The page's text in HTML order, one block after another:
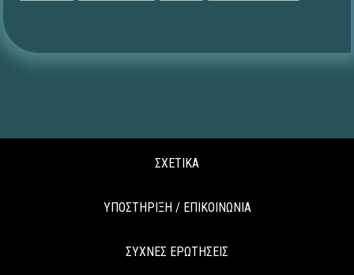
ΣΧΕΤΙΚΑ
ΥΠΟΣΤΗΡΙΞΗ / ΕΠΙΚΟΙΝΩΝΙΑ
ΣΥΧΝΕΣ ΕΡΩΤΗΣΕΙΣ